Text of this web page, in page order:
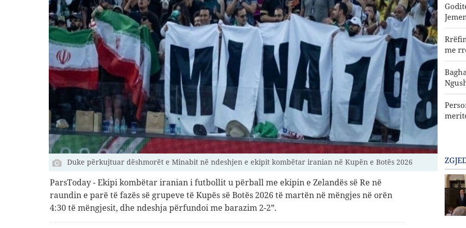
Duke përkujtuar dëshmorët e Minabit në ndeshjen e ekipit kombëtar iranian në Kupën e Botës 2026
ParsToday - Ekipi kombëtar iranian i futbollit u përball me ekipin e Zelandës së Re në
raundin e parë të fazës së grupeve të Kupës së Botës 2026 të martën në mëngjes në orën
4:30 të mëngjesit, dhe ndeshja përfundoi me barazim 2-2”.
me